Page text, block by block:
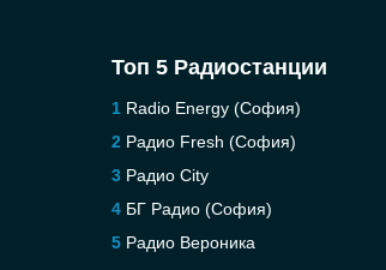
Топ 5 Радиостанции
Radio Energy (София)
Радио Fresh (София)
Pадио City
БГ Радио (София)
Радио Вероника